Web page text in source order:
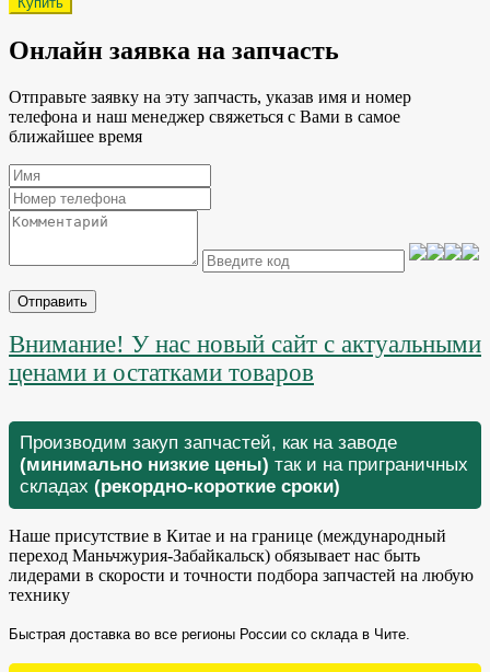
Онлайн заявка на запчасть
Отправьте заявку на эту запчасть, указав имя и номер
телефона и наш менеджер свяжеться с Вами в самое
ближайшее время
Отправить
Внимание! У нас новый сайт с актуальными
ценами и остатками товаров
Производим закуп запчастей, как на заводе
(минимально низкие цены) так и на приграничных
складах (рекордно-короткие сроки)
Наше присутствие в Китае и на границе (международный
переход Маньчжурия-Забайкальск) обязывает нас быть
лидерами в скорости и точности подбора запчастей на любую
технику
Быстрая доставка во все регионы России со склада в Чите.